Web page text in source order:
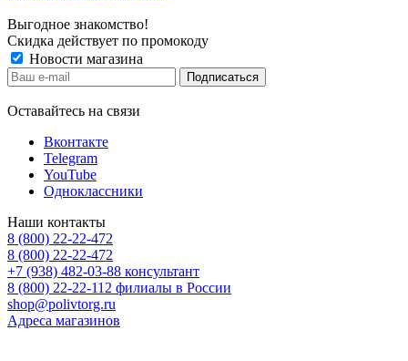
Выгодное знакомство!
Скидка действует по промокоду
Новости магазина
Оставайтесь на связи
Вконтакте
Telegram
YouTube
Одноклассники
Наши контакты
8 (800) 22-22-472
8 (800) 22-22-472
+7 (938) 482-03-88 консультант
8 (800) 22-22-112 филиалы в России
shop@polivtorg.ru
Адреса магазинов